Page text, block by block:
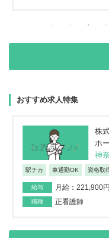
おすすめ求人特集
株
ホ
神
駅チカ 車通勤OK 資格取
給与 月給：221,900
職種 正看護師